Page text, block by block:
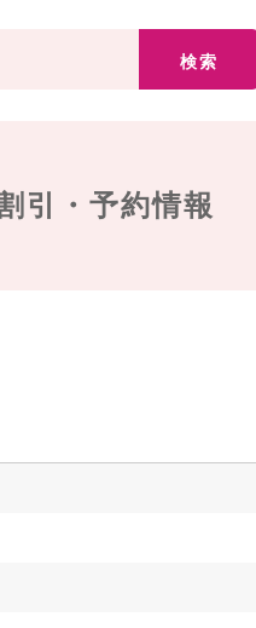
検索
引・予約情報